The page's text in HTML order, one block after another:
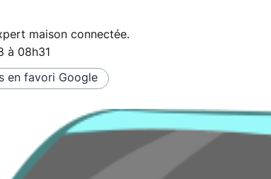
maison connectée.
à 08h31
en favori Google